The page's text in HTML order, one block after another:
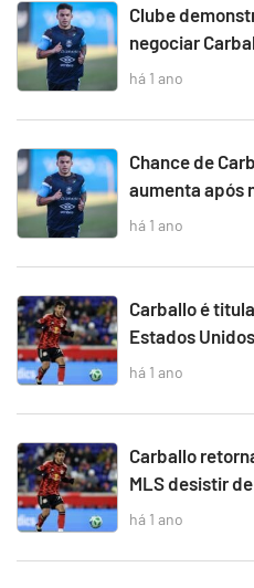
Clube
negociar
há 1 ano
Chance de
aumenta após
há 1 ano
Carballo é
Estados
há 1 ano
Carballo
MLS desistir
há 1 ano